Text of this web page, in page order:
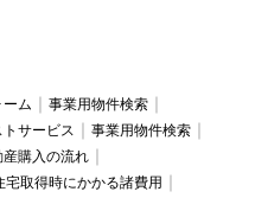
ム
事業用物件検索
サービス
事業用物件検索
産購入の流れ
宅取得時にかかる諸費用